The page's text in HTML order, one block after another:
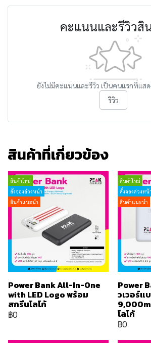
คะแนนและรีวิวสิ
ยังไม่มีคะแนนและรีวิว เป็นคนแรกที่แส
รีวิว
สินค้าที่เกี่ยวข้อง
สินค้าใหม่
สั่งจองล่วงหน้า
สินค้าแนะนำ
Power Bank All-In-One
with LED Logo พร้อม
สกรีนโลโก้
฿0
สินค้าใหม่
สั่งจองล่วงหน้า
สินค้าแนะนำ
Power
วเวอร์แ
โลโก้
฿0